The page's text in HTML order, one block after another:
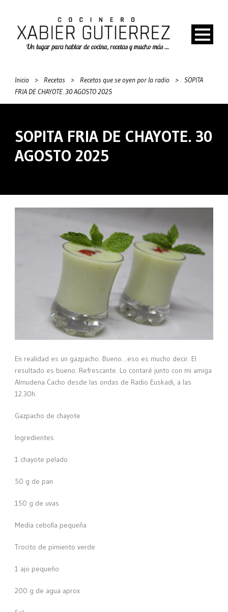
Inicio > Recetas > Recetas que se oyen por la radio >
SOPITA
FRIA DE CHAYOTE. 30 AGOSTO 2025
SOPITA FRIA DE CHAYOTE. 30
AGOSTO 2025
En realidad es un gazpacho. Bueno…eso es mucho decir. El
resultado es bueno. Refrescante. Lo contaré junto con mi amiga
Almudena Cacho desde las ondas de Radio Euskadi, a las
12.30h.
Gazpacho de chayote
Ingredientes
1 chayote pelado
50 g de pan
150 g de uvas
Media cebolla pequeña
Trocito de pimiento verde
1 ajo pequeño
200 g de agua aprox